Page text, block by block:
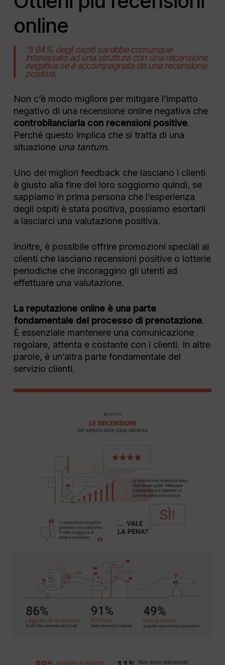
online
“Il 94% degli ospiti sarebbe comunque
interessato ad una struttura con una recensione
negativa se è accompagnata da una recensione
positiva.
Non c’è modo migliore per mitigare l’impatto
negativo di una recensione online negativa che
controbilanciarla con recensioni positive.
Perché questo implica che si tratta di una
situazione una tantum.
Uno dei migliori feedback che lasciano i clienti
è giusto alla fine del loro soggiorno quindi, se
sappiamo in prima persona che l’esperienza
degli ospiti è stata positiva, possiamo esortarli
a lasciarci una valutazione positiva.
Inoltre, è possibile offrire promozioni speciali ai
clienti che lasciano recensioni positive o lotterie
periodiche che incoraggino gli utenti ad
effettuare una valutazione.
La reputazione online è una parte
fondamentale del processo di prenotazione.
È essenziale mantenere una comunicazione
regolare, attenta e costante con i clienti. In altre
parole, è un’altra parte fondamentale del
servizio clienti.